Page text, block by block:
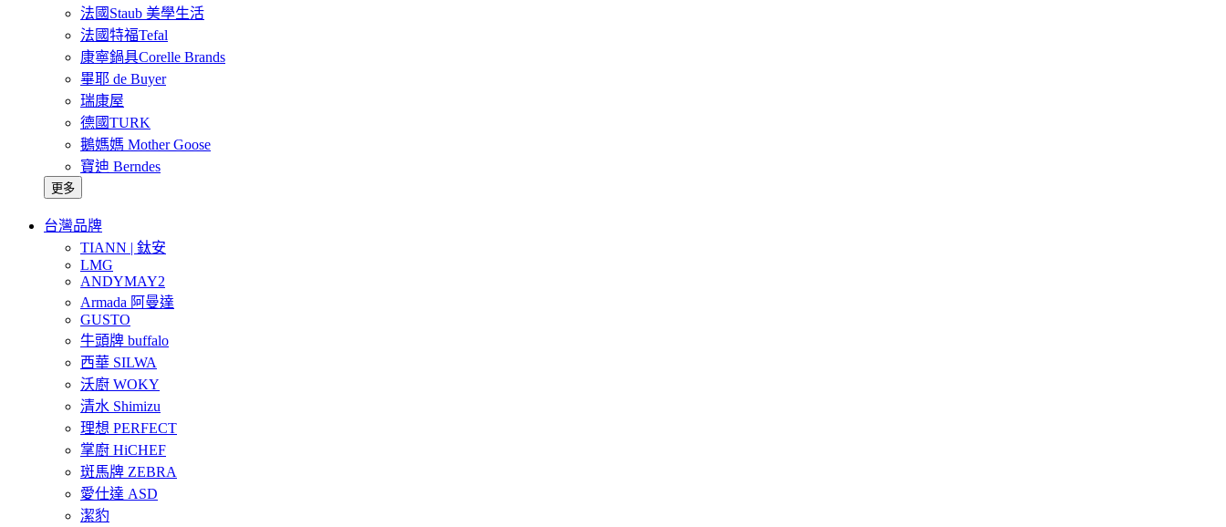
法國Staub 美學生活
法國特福Tefal
康寧鍋具Corelle Brands
畢耶 de Buyer
瑞康屋
德國TURK
鵝媽媽 Mother Goose
寶迪 Berndes
更多
台灣品牌
TIANN | 鈦安
LMG
ANDYMAY2
Armada 阿曼達
GUSTO
牛頭牌 buffalo
西華 SILWA
沃廚 WOKY
清水 Shimizu
理想 PERFECT
掌廚 HiCHEF
斑馬牌 ZEBRA
愛仕達 ASD
潔豹